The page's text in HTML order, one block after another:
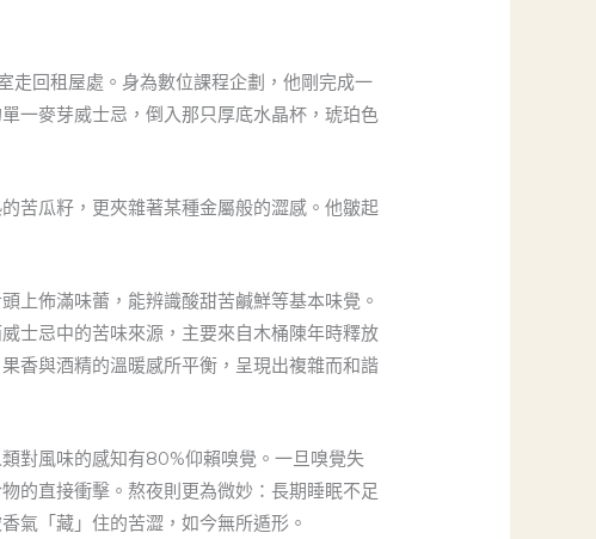
走回租屋處。身為數位課程企劃，他剛完成一
一麥芽威士忌，倒入那只厚底水晶杯，琥珀色
苦瓜籽，更夾雜著某種金屬般的澀感。他皺起
上佈滿味蕾，能辨識酸甜苦鹹鮮等基本味覺。
士忌中的苦味來源，主要來自木桶陳年時釋放
香與酒精的溫暖感所平衡，呈現出複雜而和諧
對風味的感知有80%仰賴嗅覺。一旦嗅覺失
的直接衝擊。熬夜則更為微妙：長期睡眠不足
氣「藏」住的苦澀，如今無所遁形。